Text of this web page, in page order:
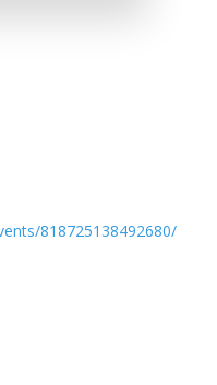
818725138492680/